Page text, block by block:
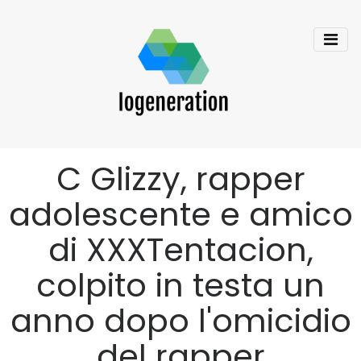
C Glizzy, rapper
adolescente e amico
di XXXTentacion,
colpito in testa un
anno dopo l'omicidio